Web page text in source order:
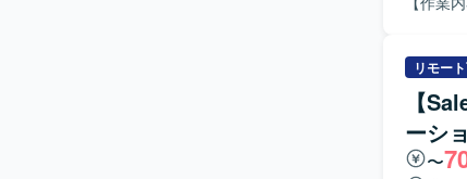
る質疑
す。
ていた
す。 【求める人物像】 ・顧客とのコミュニケーションを通じて課題を整理し、自ら主体的に提
案・推
リモー
【
ーシ
〜